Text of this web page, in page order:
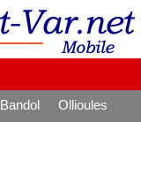
Bandol
Ollioules